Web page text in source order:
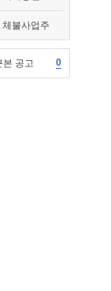
체불사업주
본 공고 0